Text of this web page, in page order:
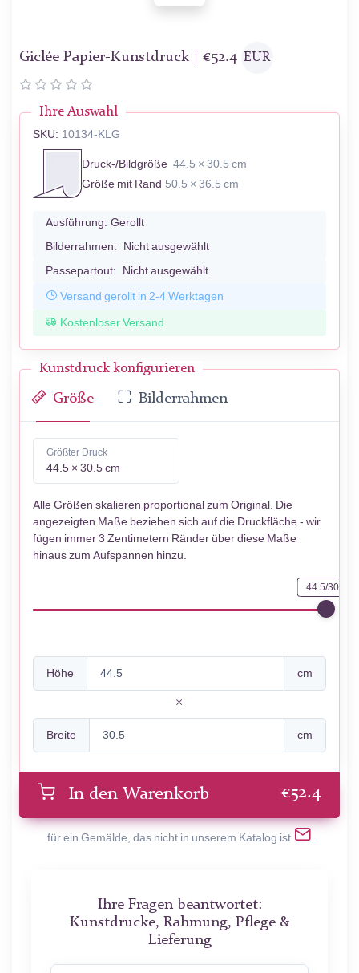
Giclée Papier-Kunstdruck | €52.4 EUR
Ihre Auswahl
SKU: 10134-KLG
Druck-/Bildgröße 44.5 × 30.5 cm
Größe mit Rand 50.5 × 36.5 cm
Ausführung: Gerollt
Bilderrahmen: Nicht ausgewählt
Passepartout: Nicht ausgewählt
Versand gerollt in 2-4 Werktagen
Kostenloser Versand
Kunstdruck konfigurieren
Größe Bilderrahmen
Größter Druck
44.5 × 30.5 cm
Alle Größen skalieren proportional zum Original. Die
angezeigten Maße beziehen sich auf die Druckfläche - wir
fügen immer 3 Zentimetern Ränder über diese Maße
hinaus zum Aufspannen hinzu.
44.5/30.5
Höhe cm
Breite cm
In den Warenkorb €52.4
für ein Gemälde, das nicht in unserem Katalog ist
Ihre Fragen beantwortet:
Kunstdrucke, Rahmung, Pflege &
Lieferung